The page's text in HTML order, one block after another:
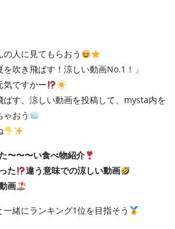
人に見てもらおう
吹き飛ばす！涼しい動画No.1！」
気ですかー
ばす、涼しい動画を投稿して、mysta内を
おう
〜〜〜い食べ物紹介
た
違う意味での涼しい動画
画
緒にランキング1位を目指そう